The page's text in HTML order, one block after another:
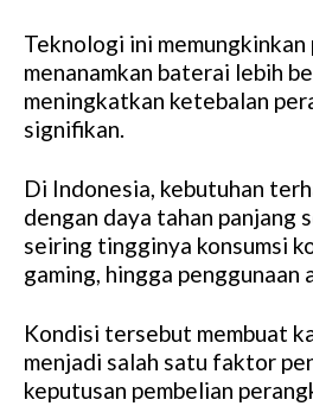
Teknologi ini memungkinkan
menanamkan baterai lebih
meningkatkan ketebalan
signifikan.
Di Indonesia, kebutuhan
dengan daya tahan panjang
seiring tingginya konsumsi
gaming, hingga penggunaan
Kondisi tersebut membuat
menjadi salah satu faktor
keputusan pembelian